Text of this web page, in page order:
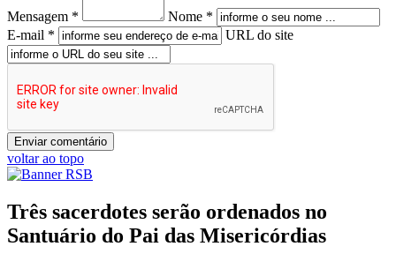
Mensagem *
Nome *
E-mail *
URL do site
voltar ao topo
Três sacerdotes serão ordenados no
Santuário do Pai das Misericórdias